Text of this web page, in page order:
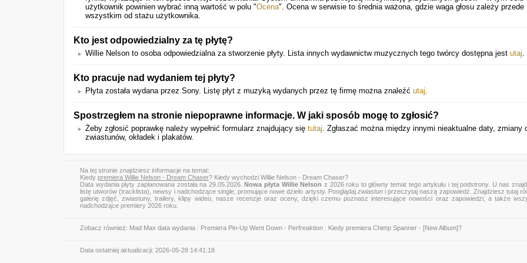
użytkownik powinien wybrać inną wartość w polu "Ocena". Ocena w serwisie to średnia ważona, gdzie waga głosu zależy przede
wszystkim od stażu użytkownika.
Kto jest odpowiedzialny za tę płytę?
Willie Nelson to osoba odpowiedzialna za stworzenie płyty. Lista innych wydawnictw muzycznych tego twórcy dostępna jest utaj.
Kto pracuje nad wydaniem tej płyty?
Płyta została wydana przez Sony. Listę płyt z muzyką wydanych przez tę firmę można znaleźć utaj.
Spostrzegłem na stronie niepoprawne informacje. W jaki sposób mogę to zgłosić?
Żeby zgłosić poprawkę należy wypełnić formularz znajdujący się tutaj. Zgłaszać można między innymi nieaktualne daty, zmiany
zwiastunów, okładek i plakatów.
Na tej stronie znajdziesz informacje na temat:
Kiedy premiera Willie Nelson - Dream Chaser? Kiedy wychodzi Willie Nelson - Dream Chaser?
Data wydania płyty zaplanowana została na 29.05.2026.Nowa płyta Willie Nelson z 2026 roku to główny temat tego artykułu i tej podstrony. U nas
listę utworów (tracklista), newsy i nadchodzące single, promujące nowe dzieło artysty. Pooglądaj zwiastuni przeczytaj naszą zapowiedź. Znajdziesz tutaj
galerię zdjęć, zwiastuny, trailery, klipy wideo, nasze recenzje oraz oceny, dzięki czemu poznasz interesujące nowości oraz zapowiedzi, a także
nadchodzące premiery 2026 roku.
Zobacz również: Mad Max data wydania Premiera Pin-Up Went Down - Perfreaktion Kiedy premiera Chimp Spanner - [New Album]?
Data ostatniej aktualizacji: 2026-05-28 14:41:18